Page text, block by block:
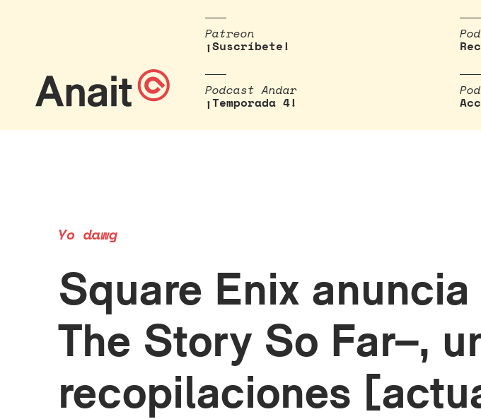
Patreon
¡Suscríbete!
Podcast Andar
¡Temporada 4!
Yo dawg
Square Enix
The Story So Far–,
recopilaciones